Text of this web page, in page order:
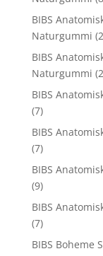
BIBS
Naturgummi
BIBS
Naturgummi
BIBS
(7)
BIBS
(7)
BIBS
(9)
BIBS
(7)
BIBS Boheme